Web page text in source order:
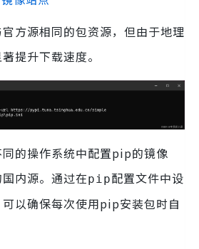
方源相同的包资源，但由于地理
提升下载速度。
的操作系统中配置pip的镜像
内源。通过在pip配置文件中设
以确保每次使用pip安装包时自